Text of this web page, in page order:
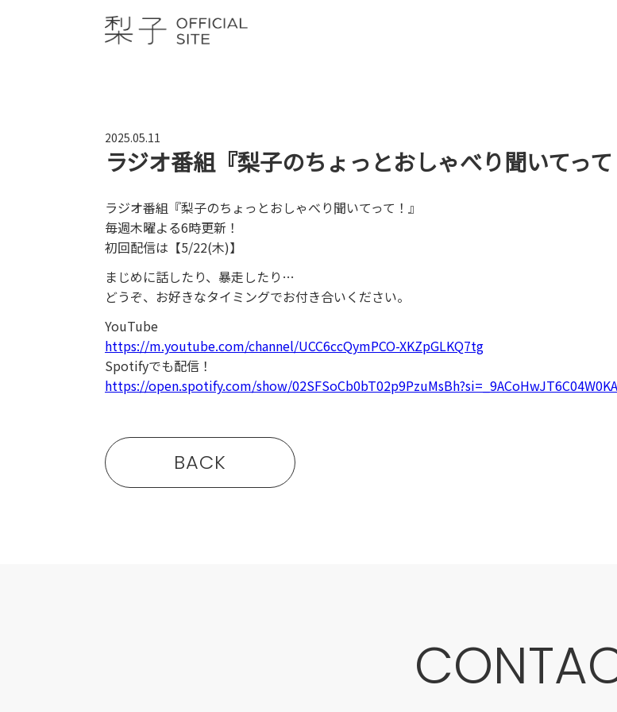
2025.05.11
ラジオ番組『梨子のちょっとおしゃべり聞いてって
ラジオ番組『梨子のちょっとおしゃべり聞いてって！』
毎週木曜よる6時更新！
初回配信は【5/22(木)】
まじめに話したり、暴走したり…
どうぞ、お好きなタイミングでお付き合いください。
YouTube
https://m.youtube.com/channel/UCC6ccQymPCO-XKZpGLKQ7tg
Spotifyでも配信！
https://open.spotify.com/show/
BACK